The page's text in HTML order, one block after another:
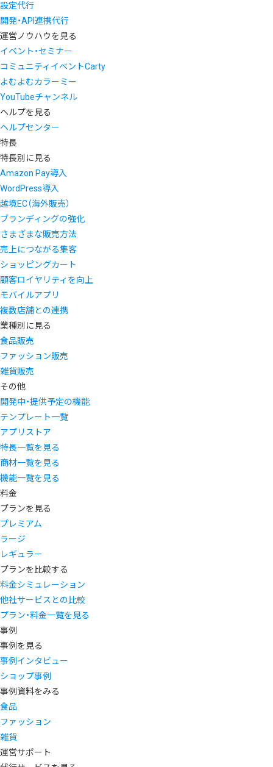
設定代行
開発・API連携代行
運営ノウハウを見る
イベント・セミナー
コミュニティイベントCarty
よむよむカラーミー
YouTubeチャンネル
ヘルプを見る
ヘルプセンター
特長
特長別に見る
Amazon Pay導入
WordPress導入
越境EC（海外販売）
ブランディングの強化
さまざまな販売方法
売上につながる集客
ショッピングカート
顧客ロイヤリティを向上
モバイルアプリ
複数店舗との連携
業種別に見る
食品販売
ファッション販売
雑貨販売
その他
開発中・提供予定の機能
テンプレート一覧
アプリストア
特長一覧を見る
商材一覧を見る
機能一覧を見る
料金
プランを見る
プレミアム
ラージ
レギュラー
プランを比較する
料金シミュレーション
他社サービスとの比較
プラン・料金一覧を見る
事例
事例を見る
事例インタビュー
ショップ事例
事例資料をみる
食品
ファッション
雑貨
運営サポート